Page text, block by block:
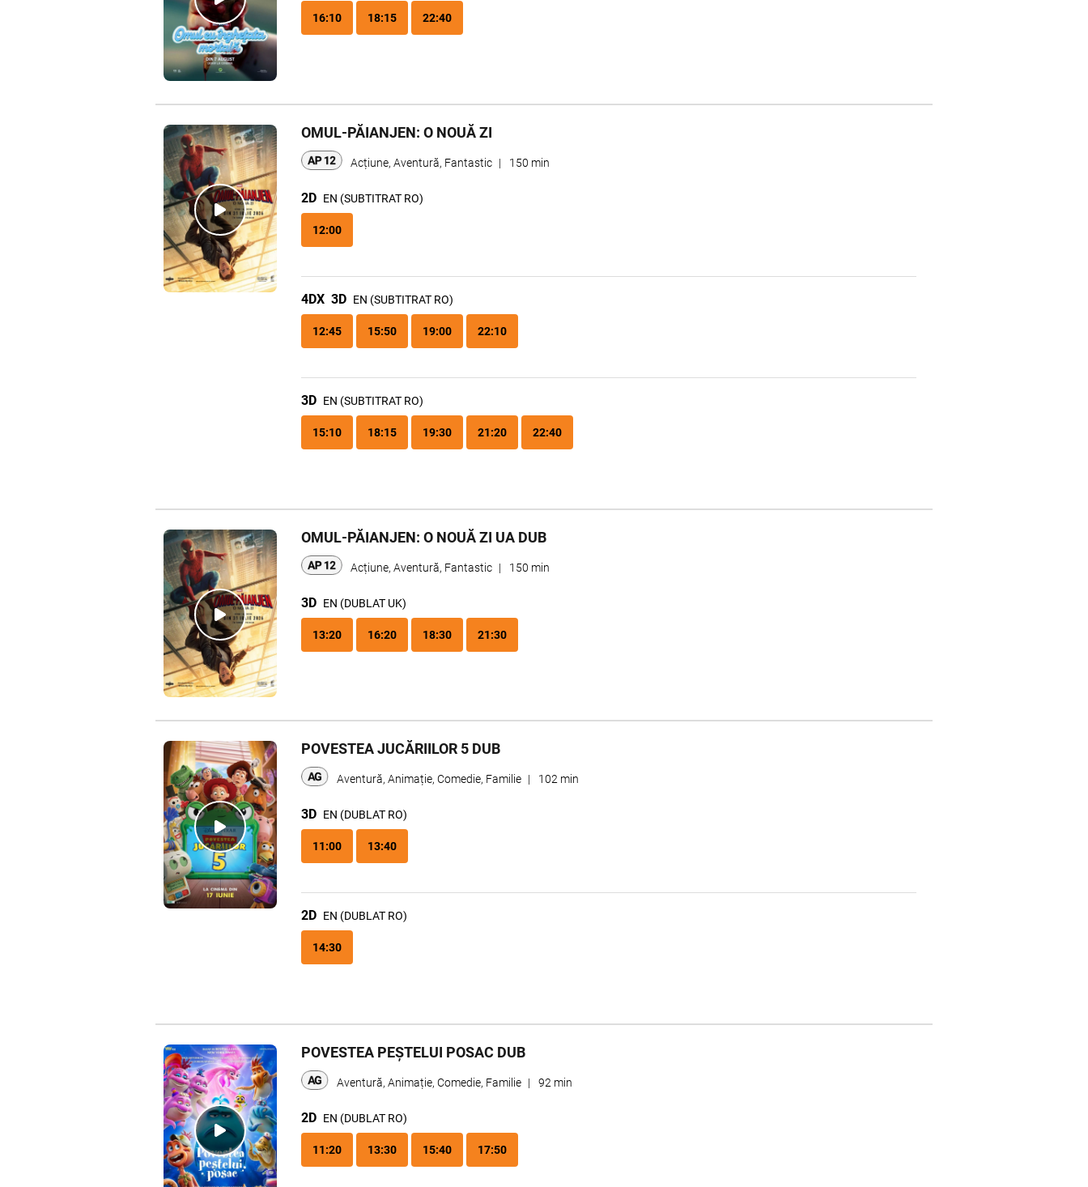
16:10 18:15 22:40
OMUL-PĂIANJEN: O NOUĂ ZI
Acțiune, Aventură, Fantastic | 150 min
2D EN (SUBTITRAT RO)
12:00
4DX 3D EN (SUBTITRAT RO)
12:45 15:50 19:00 22:10
3D EN (SUBTITRAT RO)
15:10 18:15 19:30 21:20 22:40
OMUL-PĂIANJEN: O NOUĂ ZI UA DUB
Acțiune, Aventură, Fantastic | 150 min
3D EN (DUBLAT UK)
13:20 16:20 18:30 21:30
POVESTEA JUCĂRIILOR 5 DUB
Aventură, Animație, Comedie, Familie | 102 min
3D EN (DUBLAT RO)
11:00 13:40
2D EN (DUBLAT RO)
14:30
POVESTEA PEȘTELUI POSAC DUB
Aventură, Animație, Comedie, Familie | 92 min
2D EN (DUBLAT RO)
11:20 13:30 15:40 17:50